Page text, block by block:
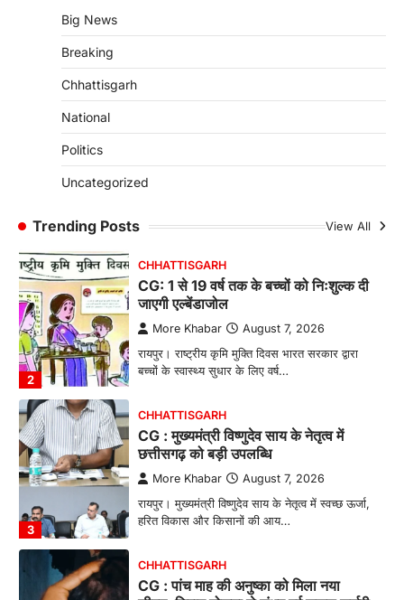
Big News
Breaking
Chhattisgarh
National
Politics
Uncategorized
Trending Posts View All
जशपुर जिले की 5 माह की मासूम…
CG: छिपली की दीदियों का कमाल, बकरी
बनाने की दिशा में जिले के नगरी…
2
CHHATTISGARH
CG: 1 से 19 वर्ष तक के बच्चों को निःशुल्क दी
जाएगी एल्बेंडाजोल
More Khabar August 7, 2026
रायपुर। राष्ट्रीय कृमि मुक्ति दिवस भारत सरकार द्वारा
बच्चों के स्वास्थ्य सुधार के लिए वर्ष…
3
CHHATTISGARH
CG : मुख्यमंत्री विष्णुदेव साय के नेतृत्व में
छत्तीसगढ़ को बड़ी उपलब्धि
More Khabar August 7, 2026
रायपुर। मुख्यमंत्री विष्णुदेव साय के नेतृत्व में स्वच्छ ऊर्जा,
हरित विकास और किसानों की आय…
CHHATTISGARH
CG : पांच माह की अनुष्का को मिला नया